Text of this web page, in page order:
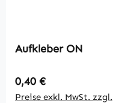
Aufkleber ON
Regulärer Preis:
0,40 €
Preise exkl. MwSt. zzgl.